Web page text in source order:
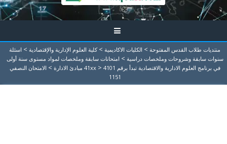
منتديات طلاب القدس المفتوحة > الكليات الاكاديمية > كلية العلوم الإدارية والإقتصادية > اسئلة
سنوات سابقة وشروحات وملخصات دراسية > امتحانات سابقة وملخصات لمواد مستوى سنة أولى
في برنامج العلوم الادارية والاقتصادية تبدأ برقم 41xx
> 4101 مبادئ الادارة > الامتحان النصفي
1151